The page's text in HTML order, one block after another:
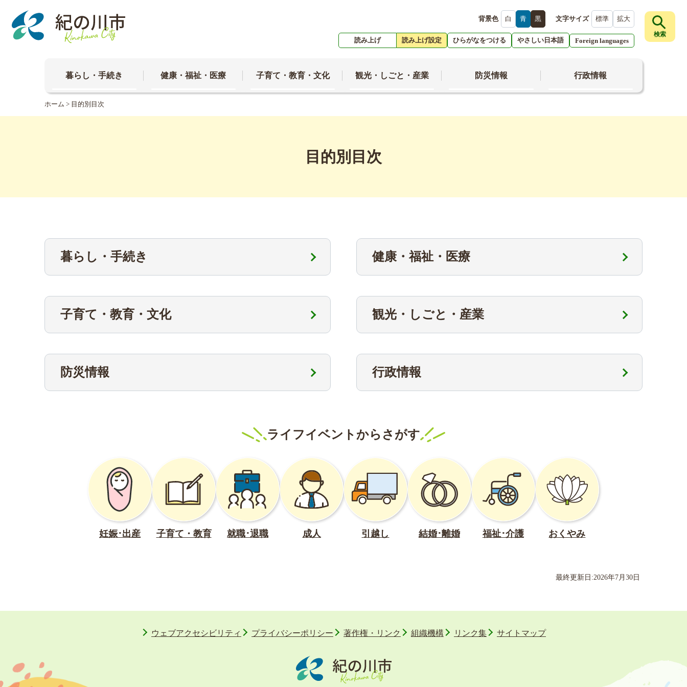
背景色 白 青 黒 文字サイズ 標準 拡大
読み上げ 読み上げ設定 ひらがなをつける やさしい日本語 Foreign languages
検索
暮らし・手続き 健康・福祉・医療 子育て・教育・文化 観光・しごと・産業 防災情報 行政情報
ホーム > 目的別目次
目的別目次
暮らし・手続き 健康・福祉・医療
子育て・教育・文化 観光・しごと・産業
防災情報 行政情報
ライフイベントからさがす
妊娠･出産 子育て・教育 就職･退職 成人 引越し 結婚･離婚 福祉･介護 おくやみ
最終更新日:2026年7 月 30 日
ウェブアクセシビリティ プライバシーポリシー 著作権・リンク 組織機構 リンク集 サイトマップ